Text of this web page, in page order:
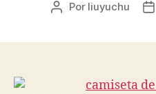
Autor
Por liuyuchu